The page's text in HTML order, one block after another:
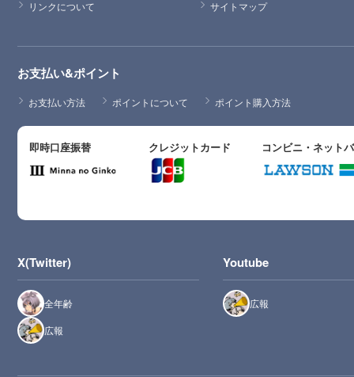
リンクについて
サイトマップ
お支払い&ポイント
お支払い方法 ポイントについて ポイント購入方法
即時口座振替 クレジットカード コンビニ・ネット
X(Twitter)
全年齢
広報
Youtube
広報